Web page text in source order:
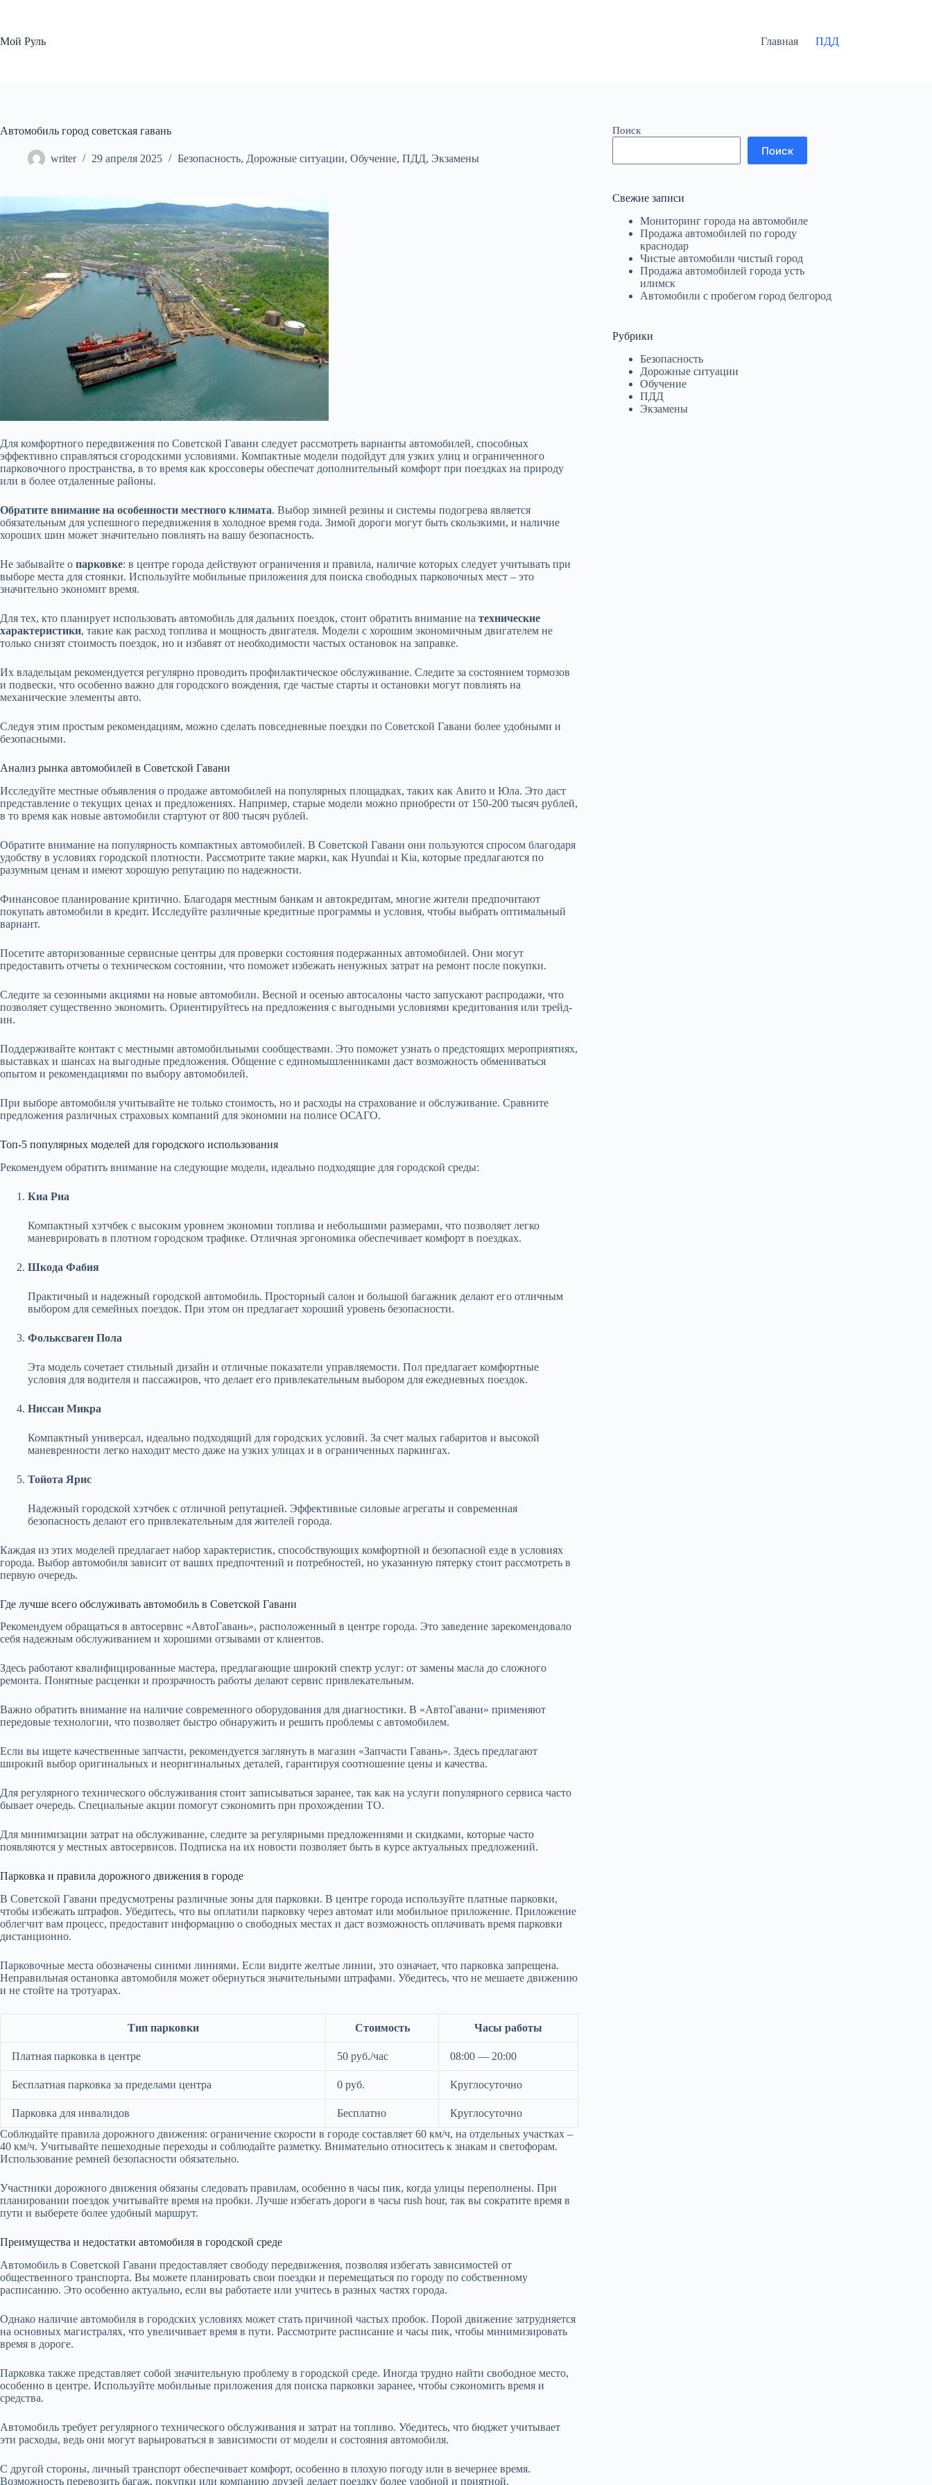
Мой Руль
Главная ПДД
Автомобиль город советская гавань
writer 29 апреля 2025 Безопасность, Дорожные ситуации, Обучение, ПДД, Экзамены
Для комфортного передвижения по Советской Гавани следует рассмотреть варианты автомобилей, способных
эффективно справляться сгородскими условиями. Компактные модели подойдут для узких улиц и ограниченного
парковочного пространства, в то время как кроссоверы обеспечат дополнительный комфорт при поездках на природу
или в более отдаленные районы.
Обратите внимание на особенности местного климата. Выбор зимней резины и системы подогрева является
обязательным для успешного передвижения в холодное время года. Зимой дороги могут быть скользкими, и наличие
хороших шин может значительно повлиять на вашу безопасность.
Не забывайте о парковке: в центре города действуют ограничения и правила, наличие которых следует учитывать при
выборе места для стоянки. Используйте мобильные приложения для поиска свободных парковочных мест – это
значительно экономит время.
Для тех, кто планирует использовать автомобиль для дальних поездок, стоит обратить внимание на технические
характеристики, такие как расход топлива и мощность двигателя. Модели с хорошим экономичным двигателем не
только снизят стоимость поездок, но и избавят от необходимости частых остановок на заправке.
Их владельцам рекомендуется регулярно проводить профилактическое обслуживание. Следите за состоянием тормозов
и подвески, что особенно важно для городского вождения, где частые старты и остановки могут повлиять на
механические элементы авто.
Следуя этим простым рекомендациям, можно сделать повседневные поездки по Советской Гавани более удобными и
безопасными.
Анализ рынка автомобилей в Советской Гавани
Исследуйте местные объявления о продаже автомобилей на популярных площадках, таких как Авито и Юла. Это даст
представление о текущих ценах и предложениях. Например, старые модели можно приобрести от 150-200 тысяч рублей,
в то время как новые автомобили стартуют от 800 тысяч рублей.
Обратите внимание на популярность компактных автомобилей. В Советской Гавани они пользуются спросом благодаря
удобству в условиях городской плотности. Рассмотрите такие марки, как Hyundai и Kia, которые предлагаются по
разумным ценам и имеют хорошую репутацию по надежности.
Финансовое планирование критично. Благодаря местным банкам и автокредитам, многие жители предпочитают
покупать автомобили в кредит. Исследуйте различные кредитные программы и условия, чтобы выбрать оптимальный
вариант.
Посетите авторизованные сервисные центры для проверки состояния подержанных автомобилей. Они могут
предоставить отчеты о техническом состоянии, что поможет избежать ненужных затрат на ремонт после покупки.
Следите за сезонными акциями на новые автомобили. Весной и осенью автосалоны часто запускают распродажи, что
позволяет существенно экономить. Ориентируйтесь на предложения с выгодными условиями кредитования или трейд-
ин.
Поддерживайте контакт с местными автомобильными сообществами. Это поможет узнать о предстоящих мероприятиях,
выставках и шансах на выгодные предложения. Общение с единомышленниками даст возможность обмениваться
опытом и рекомендациями по выбору автомобилей.
При выборе автомобиля учитывайте не только стоимость, но и расходы на страхование и обслуживание. Сравните
предложения различных страховых компаний для экономии на полисе ОСАГО.
Топ-5 популярных моделей для городского использования
Рекомендуем обратить внимание на следующие модели, идеально подходящие для городской среды:
Киа Риа
Компактный хэтчбек с высоким уровнем экономии топлива и небольшими размерами, что позволяет легко
маневрировать в плотном городском трафике. Отличная эргономика обеспечивает комфорт в поездках.
Шкода Фабия
Практичный и надежный городской автомобиль. Просторный салон и большой багажник делают его отличным
выбором для семейных поездок. При этом он предлагает хороший уровень безопасности.
Фольксваген Пола
Эта модель сочетает стильный дизайн и отличные показатели управляемости. Пол предлагает комфортные
условия для водителя и пассажиров, что делает его привлекательным выбором для ежедневных поездок.
Ниссан Микра
Компактный универсал, идеально подходящий для городских условий. За счет малых габаритов и высокой
маневренности легко находит место даже на узких улицах и в ограниченных паркингах.
Тойота Ярис
Надежный городской хэтчбек с отличной репутацией. Эффективные силовые агрегаты и современная
безопасность делают его привлекательным для жителей города.
Каждая из этих моделей предлагает набор характеристик, способствующих комфортной и безопасной езде в условиях
города. Выбор автомобиля зависит от ваших предпочтений и потребностей, но указанную пятерку стоит рассмотреть в
первую очередь.
Где лучше всего обслуживать автомобиль в Советской Гавани
Рекомендуем обращаться в автосервис «АвтоГавань», расположенный в центре города. Это заведение зарекомендовало
себя надежным обслуживанием и хорошими отзывами от клиентов.
Здесь работают квалифицированные мастера, предлагающие широкий спектр услуг: от замены масла до сложного
ремонта. Понятные расценки и прозрачность работы делают сервис привлекательным.
Важно обратить внимание на наличие современного оборудования для диагностики. В «АвтоГавани» применяют
передовые технологии, что позволяет быстро обнаружить и решить проблемы с автомобилем.
Если вы ищете качественные запчасти, рекомендуется заглянуть в магазин «Запчасти Гавань». Здесь предлагают
широкий выбор оригинальных и неоригинальных деталей, гарантируя соотношение цены и качества.
Для регулярного технического обслуживания стоит записываться заранее, так как на услуги популярного сервиса часто
бывает очередь. Специальные акции помогут сэкономить при прохождении ТО.
Для минимизации затрат на обслуживание, следите за регулярными предложениями и скидками, которые часто
появляются у местных автосервисов. Подписка на их новости позволяет быть в курсе актуальных предложений.
Парковка и правила дорожного движения в городе
В Советской Гавани предусмотрены различные зоны для парковки. В центре города используйте платные парковки,
чтобы избежать штрафов. Убедитесь, что вы оплатили парковку через автомат или мобильное приложение. Приложение
облегчит вам процесс, предоставит информацию о свободных местах и даст возможность оплачивать время парковки
дистанционно.
Парковочные места обозначены синими линиями. Если видите желтые линии, это означает, что парковка запрещена.
Неправильная остановка автомобиля может обернуться значительными штрафами. Убедитесь, что не мешаете движению
и не стойте на тротуарах.
Тип парковки Стоимость Часы работы
Платная парковка в центре 50 руб./час 08:00 — 20:00
Бесплатная парковка за пределами центра 0 руб. Круглосуточно
Парковка для инвалидов Бесплатно
Круглосуточно
Соблюдайте правила дорожного движения: ограничение скорости в городе составляет 60 км/ч, на отдельных участках –
40 км/ч. Учитывайте пешеходные переходы и соблюдайте разметку. Внимательно относитесь к знакам и светофорам.
Использование ремней безопасности обязательно.
Участники дорожного движения обязаны следовать правилам, особенно в часы пик, когда улицы переполнены. При
планировании поездок учитывайте время на пробки. Лучше избегать дороги в часы rush hour, так вы сократите время в
пути и выберете более удобный маршрут.
Преимущества и недостатки автомобиля в городской среде
Автомобиль в Советской Гавани предоставляет свободу передвижения, позволяя избегать зависимостей от
общественного транспорта. Вы можете планировать свои поездки и перемещаться по городу по собственному
расписанию. Это особенно актуально, если вы работаете или учитесь в разных частях города.
Однако наличие автомобиля в городских условиях может стать причиной частых пробок. Порой движение затрудняется
на основных магистралях, что увеличивает время в пути. Рассмотрите расписание и часы пик, чтобы минимизировать
время в дороге.
Парковка также представляет собой значительную проблему в городской среде. Иногда трудно найти свободное место,
особенно в центре. Используйте мобильные приложения для поиска парковки заранее, чтобы сэкономить время и
средства.
Автомобиль требует регулярного технического обслуживания и затрат на топливо. Убедитесь, что бюджет учитывает
эти расходы, ведь они могут варьироваться в зависимости от модели и состояния автомобиля.
С другой стороны, личный транспорт обеспечивает комфорт, особенно в плохую погоду или в вечернее время.
Возможность перевозить багаж, покупки или компанию друзей делает поездку более удобной и приятной.
Поиск
Поиск
Свежие записи
Мониторинг города на автомобиле
Продажа автомобилей по городу
краснодар
Чистые автомобили чистый город
Продажа автомобилей города усть
илимск
Автомобили с пробегом город белгород
Рубрики
Безопасность
Дорожные ситуации
Обучение
ПДД
Экзамены